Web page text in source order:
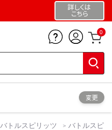
詳しくは
こちら
0
変更
バトルスピリッツ
バトルスピ